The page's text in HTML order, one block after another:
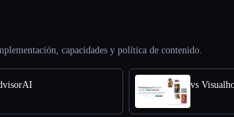
capacidades y política de contenido.
vs